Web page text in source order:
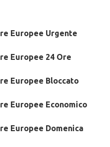
Europee Urgente
Europee 24 Ore
Europee Bloccato
Europee Economico
Europee Domenica